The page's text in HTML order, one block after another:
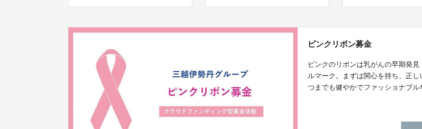
ピンクリボン募金
ピンクのリボンは乳がんの早期発
ルマーク。まずは関心を持ち、正
つまでも健やかでファッショナブ